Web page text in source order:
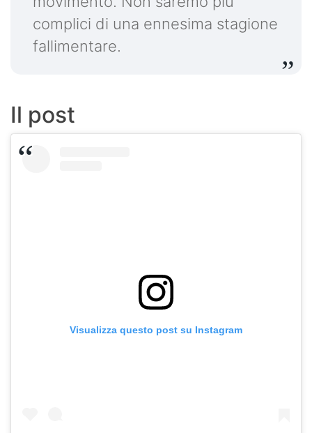
complici di una ennesima stagione
fallimentare.
Il post
Visualizza questo post su Instagram